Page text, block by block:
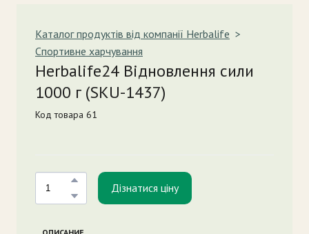
Каталог продуктів від компанії Herbalife
Спортивне харчування
Herbalife24 Відновлення сили
1000 г (SKU-1437)
Код товара 61
Дізнатися ціну